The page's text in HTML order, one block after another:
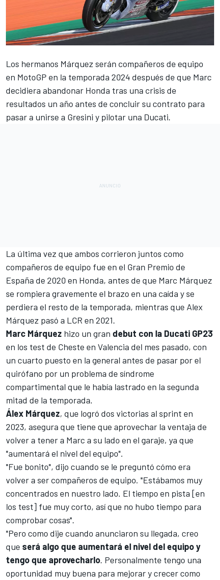
Los hermanos Márquez serán compañeros de equipo
en MotoGP en la temporada 2024 después de que Marc
decidiera abandonar Honda tras una crisis de
resultados un año antes de concluir su contrato para
pasar a unirse a Gresini y pilotar una Ducati.
La última vez que ambos corrieron juntos como
compañeros de equipo fue en el Gran Premio de
España de 2020 en Honda, antes de que Marc Márquez
se rompiera gravemente el brazo en una caída y se
perdiera el resto de la temporada, mientras que Alex
Márquez pasó a LCR en 2021.
Marc Márquez hizo un gran debut con la Ducati GP23
en los test de Cheste en Valencia del mes pasado, con
un cuarto puesto en la general antes de pasar por el
quirófano por un problema de síndrome
compartimental que le había lastrado en la segunda
mitad de la temporada.
Álex Márquez, que logró dos victorias al sprint en
2023, asegura que tiene que aprovechar la ventaja de
volver a tener a Marc a su lado en el garaje, ya que
"aumentará el nivel del equipo".
"Fue bonito", dijo cuando se le preguntó cómo era
volver a ser compañeros de equipo. "Estábamos muy
concentrados en nuestro lado. El tiempo en pista [en
los test] fue muy corto, así que no hubo tiempo para
comprobar cosas".
"Pero como dije cuando anunciaron su llegada, creo
que será algo que aumentará el nivel del equipo y
tengo que aprovecharlo. Personalmente tengo una
oportunidad muy buena para mejorar y crecer como